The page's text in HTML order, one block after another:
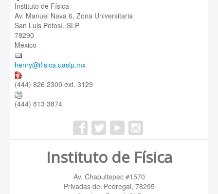
Instituto de Física
Av. Manuel Nava 6, Zona Universitaria
San Luis Potosí, SLP
78290
México
henry@ifisica.uaslp.mx
(444) 826 2300 ext. 3129
(444) 813 3874
Instituto de Física
Av. Chapultepec #1570
Privadas del Pedregal, 78295